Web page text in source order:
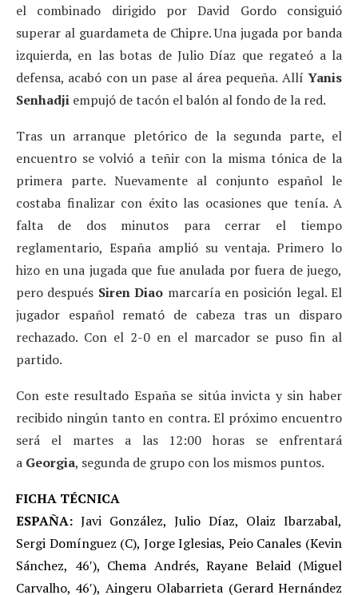
el combinado dirigido por David Gordo consiguió
superar al guardameta de Chipre. Una jugada por banda
izquierda, en las botas de Julio Díaz que regateó a la
defensa, acabó con un pase al área pequeña. Allí Yanis
Senhadji empujó de tacón el balón al fondo de la red.
Tras un arranque pletórico de la segunda parte, el
encuentro se volvió a teñir con la misma tónica de la
primera parte. Nuevamente al conjunto español le
costaba finalizar con éxito las ocasiones que tenía. A
falta de dos minutos para cerrar el tiempo
reglamentario, España amplió su ventaja. Primero lo
hizo en una jugada que fue anulada por fuera de juego,
pero después Siren Diao marcaría en posición legal. El
jugador español remató de cabeza tras un disparo
rechazado. Con el 2-0 en el marcador se puso fin al
partido.
Con este resultado España se sitúa invicta y sin haber
recibido ningún tanto en contra. El próximo encuentro
será el martes a las 12:00 horas se enfrentará
a Georgia, segunda de grupo con los mismos puntos.
FICHA TÉCNICA
ESPAÑA: Javi González, Julio Díaz, Olaiz Ibarzabal,
Sergi Domínguez (C), Jorge Iglesias, Peio Canales (Kevin
Sánchez, 46′), Chema Andrés, Rayane Belaid (Miguel
Carvalho, 46′), Aingeru Olabarrieta (Gerard Hernández